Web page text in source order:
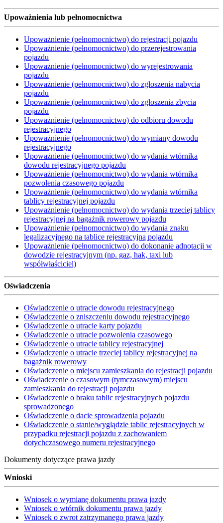
Upoważnienia lub pełnomocnictwa
Upoważnienie (pełnomocnictwo) do rejestracji pojazdu
Upoważnienie (pełnomocnictwo) do przerejestrowania
pojazdu
Upoważnienie (pełnomocnictwo) do wyrejestrowania
pojazdu
Upoważnienie (pełnomocnictwo) do zgłoszenia nabycia
pojazdu
Upoważnienie (pełnomocnictwo) do zgłoszenia zbycia
pojazdu
Upoważnienie (pełnomocnictwo) do odbioru dowodu
rejestracyjnego
Upoważnienie (pełnomocnictwo) do wymiany dowodu
rejestracyjnego
Upoważnienie (pełnomocnictwo) do wydania wtórnika
dowodu rejestracyjnego pojazdu
Upoważnienie (pełnomocnictwo) do wydania wtórnika
pozwolenia czasowego pojazdu
Upoważnienie (pełnomocnictwo) do wydania wtórnika
tablicy rejestracyjnej pojazdu
Upoważnienie (pełnomocnictwo) do wydania trzeciej tablicy
rejestracyjnej na bagażnik rowerowy pojazdu
Upoważnienie (pełnomocnictwo) do wydania znaku
legalizacyjnego na tablice rejestracyjną pojazdu
Upoważnienie (pełnomocnictwo) do dokonanie adnotacji w
dowodzie rejestracyjnym (np. gaz, hak, taxi lub
współwłaściciel)
Oświadczenia
Oświadczenie o utracie dowodu rejestracyjnego
Oświadczenie o zniszczeniu dowodu rejestracyjnego
Oświadczenie o utracie karty pojazdu
Oświadczenie o utracie pozwolenia czasowego
Oświadczenie o utracie tablicy rejestracyjnej
Oświadczenie o utracie trzeciej tablicy rejestracyjnej na
bagażnik rowerowy
Oświadczenie o miejscu zamieszkania do rejestracji pojazdu
Oświadczenie o czasowym (tymczasowym) miejscu
zamieszkania do rejestracji pojazdu
Oświadczenie o braku tablic rejestracyjnych pojazdu
sprowadzonego
Oświadczenie o dacie sprowadzenia pojazdu
Oświadczenie o stanie/wyglądzie tablic rejestracyjnych w
przypadku rejestracji pojazdu z zachowaniem
dotychczasowego numeru rejestracyjnego
Dokumenty dotyczące prawa jazdy
Wnioski
Wniosek o wymianę dokumentu prawa jazdy
Wniosek o wtórnik dokumentu prawa jazdy
Wniosek o zwrot zatrzymanego prawa jazdy